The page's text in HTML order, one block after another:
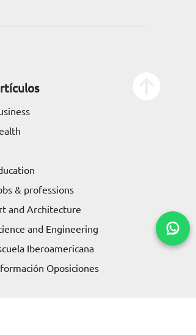
& professions
and Architecture
and Engineering
Iberoamericana
Oposiciones